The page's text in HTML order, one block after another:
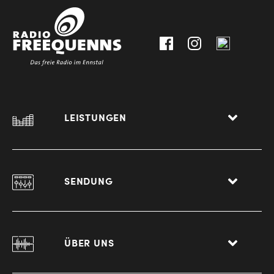
LEISTUNGEN
SENDUNG
ÜBER UNS